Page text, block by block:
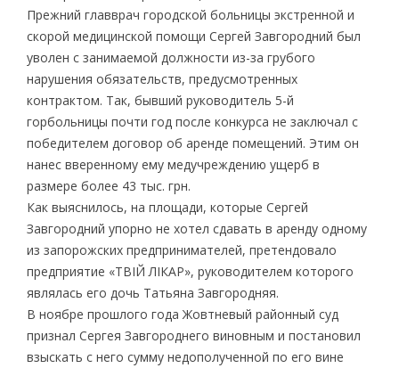
Прежний главврач городской больницы экстренной и
скорой медицинской помощи Сергей Завгородний был
уволен с занимаемой должности из-за грубого
нарушения обязательств, предусмотренных
контрактом. Так, бывший руководитель 5-й
горбольницы почти год после конкурса не заключал с
победителем договор об аренде помещений. Этим он
нанес вверенному ему медучреждению ущерб в
размере более 43 тыс. грн.
Как выяснилось, на площади, которые Сергей
Завгородний упорно не хотел сдавать в аренду одному
из запорожских предпринимателей, претендовало
предприятие «ТВІЙ ЛІКАР», руководителем которого
являлась его дочь Татьяна Завгородняя.
В ноябре прошлого года Жовтневый районный суд
признал Сергея Завгороднего виновным и постановил
взыскать с него сумму недополученной по его вине